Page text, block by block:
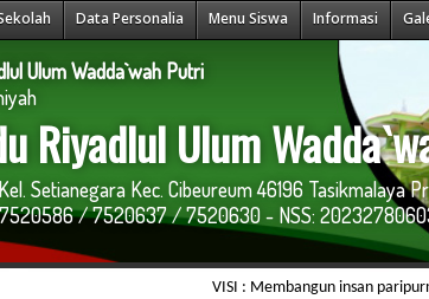
Data Personalia Menu Siswa Informasi
Ulum Wadda`wah Putri
Riyadlul Ulum
Setianegara Kec. Cibeureum 46196 Tasikmalaya
/ 7520637 / 7520630 - NSS:
VISI : Membangun insan paripurna